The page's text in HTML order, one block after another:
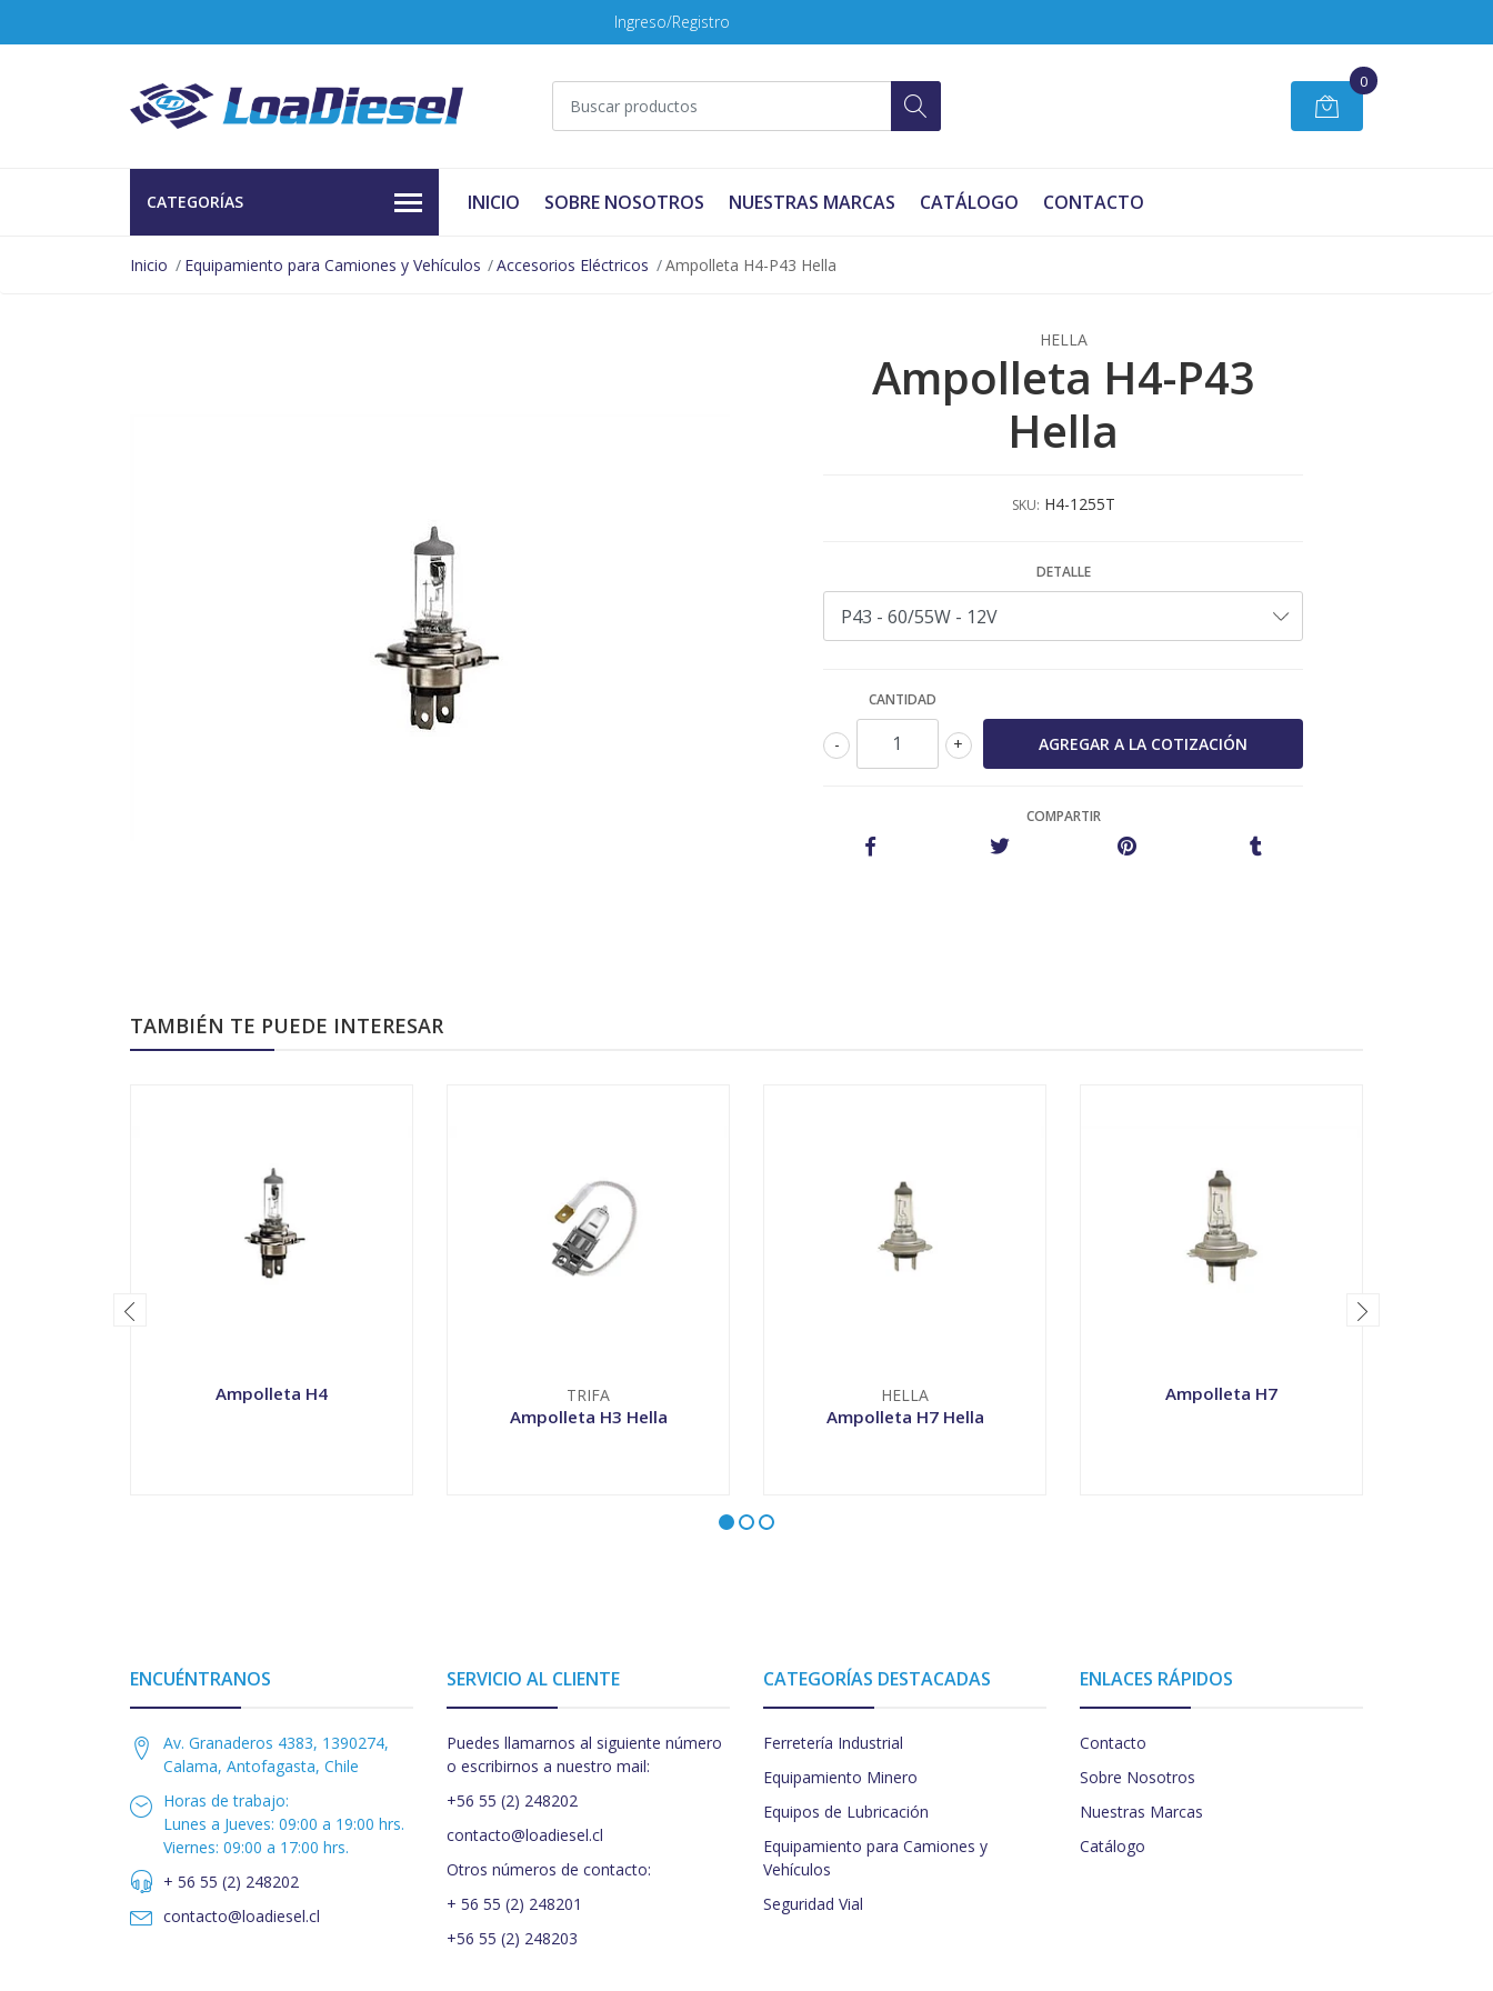
Ingreso/Registro
0
CATEGORÍAS INICIO SOBRE NOSOTROS NUESTRAS MARCAS CATÁLOGO CONTACTO
Inicio Equipamiento para Camiones y Vehículos Accesorios Eléctricos Ampolleta H4-P43 Hella
HELLA
Ampolleta H4-P43
Hella
SKU: H4-1255T
DETALLE
CANTIDAD
+
-
COMPARTIR
TAMBIÉN TE PUEDE INTERESAR
Ampolleta H4 TRIFA
Ampolleta H3 Hella
HELLA
Ampolleta H7 Hella
Ampolleta H7
ENCUÉNTRANOS
Av. Granaderos 4383, 1390274,
Calama, Antofagasta, Chile
Horas de trabajo:
Lunes a Jueves: 09:00 a 19:00 hrs.
Viernes: 09:00 a 17:00 hrs.
+ 56 55 (2) 248202
contacto@loadiesel.cl
SERVICIO AL CLIENTE
Puedes llamarnos al siguiente número
o escribirnos a nuestro mail:
+56 55 (2) 248202
contacto@loadiesel.cl
Otros números de contacto:
+ 56 55 (2) 248201
+56 55 (2) 248203
CATEGORÍAS DESTACADAS
Ferretería Industrial
Equipamiento Minero
Equipos de Lubricación
Equipamiento para Camiones y
Vehículos
Seguridad Vial
ENLACES RÁPIDOS
Contacto
Sobre Nosotros
Nuestras Marcas
Catálogo